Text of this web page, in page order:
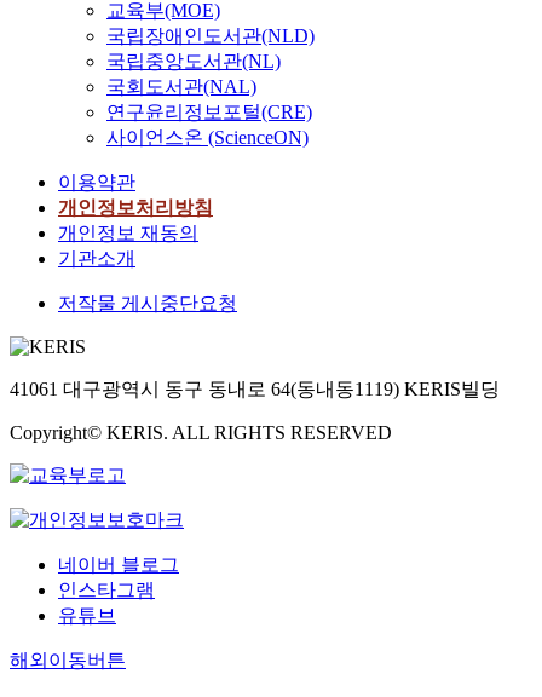
교육부(MOE)
국립장애인도서관(NLD)
국립중앙도서관(NL)
국회도서관(NAL)
연구윤리정보포털(CRE)
사이언스온 (ScienceON)
이용약관
개인정보처리방침
개인정보 재동의
기관소개
저작물 게시중단요청
41061 대구광역시 동구 동내로 64(동내동1119) KERIS빌딩
Copyright© KERIS. ALL RIGHTS RESERVED
네이버 블로그
인스타그램
유튜브
해외이동버튼